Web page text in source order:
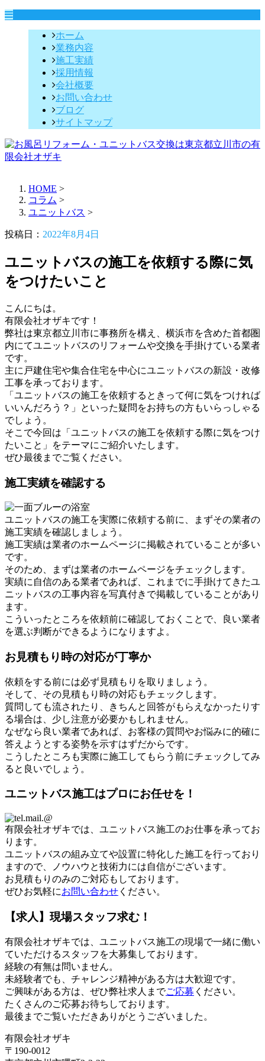
ホーム
業務内容
施工実績
採用情報
会社概要
お問い合わせ
ブログ
サイトマップ
HOME >
コラム >
ユニットバス >
投稿日： 2022年8月4日
ユニットバスの施工を依頼する際に気
をつけたいこと
こんにちは。
有限会社オザキです！
弊社は東京都立川市に事務所を構え、横浜市を含めた首都圏
内にてユニットバスのリフォームや交換を手掛けている業者
です。
主に戸建住宅や集合住宅を中心にユニットバスの新設・改修
工事を承っております。
「ユニットバスの施工を依頼するときって何に気をつければ
いいんだろう？」といった疑問をお持ちの方もいらっしゃる
でしょう。
そこで今回は「ユニットバスの施工を依頼する際に気をつけ
たいこと」をテーマにご紹介いたします。
ぜひ最後までご覧ください。
施工実績を確認する
ユニットバスの施工を実際に依頼する前に、まずその業者の
施工実績を確認しましょう。
施工実績は業者のホームページに掲載されていることが多い
です。
そのため、まずは業者のホームページをチェックします。
実績に自信のある業者であれば、これまでに手掛けてきたユ
ニットバスの工事内容を写真付きで掲載していることがあり
ます。
こういったところを依頼前に確認しておくことで、良い業者
を選ぶ判断ができるようになりますよ。
お見積もり時の対応が丁寧か
依頼をする前には必ず見積もりを取りましょう。
そして、その見積もり時の対応もチェックします。
質問しても流されたり、きちんと回答がもらえなかったりす
る場合は、少し注意が必要かもしれません。
なぜなら良い業者であれば、お客様の質問やお悩みに的確に
答えようとする姿勢を示すはずだからです。
こうしたところも実際に施工してもらう前にチェックしてみ
ると良いでしょう。
ユニットバス施工はプロにお任せを！
有限会社オザキでは、ユニットバス施工のお仕事を承ってお
ります。
ユニットバスの組み立てや設置に特化した施工を行っており
ますので、ノウハウと技術力には自信がございます。
お見積もりのみのご対応もしております。
ぜひお気軽にお問い合わせ ください。
【求人】現場スタッフ求む！
有限会社オザキでは、ユニットバス施工の現場で一緒に働い
ていただけるスタッフを大募集しております。
経験の有無は問いません。
未経験者でも、チャレンジ精神がある方は大歓迎です。
ご興味がある方は、ぜひ弊社求人までご応募 ください。
たくさんのご応募お待ちしております。
最後までご覧いただきありがとうございました。
有限会社オザキ
〒190-0012